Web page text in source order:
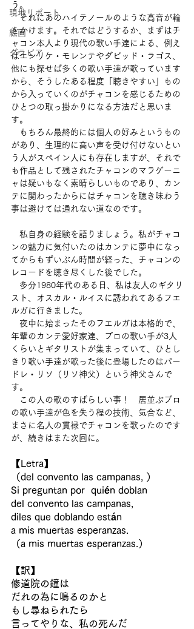
現地リポート
絵画
グラビア
う。
それにあのハイテノールのような高音が輪
をかけます。それではどうするか、まずはチ
ャコン本人より現代の歌い手達による、例え
ばエンリケ・モレンテやダビッド・ラゴス、
他にも探せば多くの歌い手達が歌っています
から、そうしたある程度「聴きやすい」もの
から入っていくのがチャコンを感じるための
ひとつの取っ掛かりになる方法だと思いま
す。
もちろん最終的には個人の好みというもの
があり、生理的に高い声を受け付けないとい
う人がスペイン人にも存在しますが、それで
も作品として残されたチャコンのマラゲーニ
ャは疑いもなく素晴らしいものであり、カン
テに関わったからにはチャコンを聴き味わう
事は避けては通れない道なのです。
私自身の経験を語りましょう。私がチャコ
ンの魅力に気付いたのはカンテに夢中になっ
てからもずいぶん時間が経った、チャコンの
レコードを聴き尽くした後でした。
多分1980年代のある日、私は友人のギタリ
スト、オスカル・ルイスに誘われてあるフエ
ルガに行きました。
夜中に始まったそのフエルガは本格的で、
年輩のカンテ愛好家達、プロの歌い手が3人
くらいとギタリストが集まっていて、ひとし
きり歌い手達が歌った後に登場したのはパー
ドレ・リソ（リソ神父）という神父さんで
す。
この人の歌のすばらしい事！　居並ぶプロ
の歌い手達が色を失う程の技術、気合など、
まさに名人の貫禄でチャコンを歌ったのです
が、続きはまた次回に。
【Letra】
（del convento las campanas, ）
Si preguntan por  quién doblan
del convento las campanas,
diles que doblando están
a mis muertas esperanzas.
（a mis muertas esperanzas.）
【訳】
修道院の鐘は
だれの為に鳴るのかと
もし尋ねられたら
言ってやりな、私の死んだ